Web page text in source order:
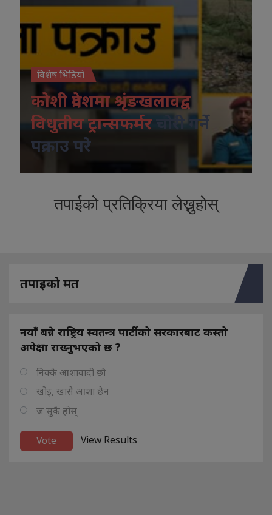
विशेष भिडियो
कोशी प्रदेशमा श्रृंङखलावद्व
विधुतीय ट्रान्सफर्मर
चोरी गर्ने
पक्राउ परे
तपाईको प्रतिक्रिया लेख्नुहोस्
तपाइको मत
नयाँ बन्ने राष्ट्रिय स्वतन्त्र पार्टीको सरकारबाट कस्तो
अपेक्षा राख्नुभएको छ ?
निक्कै आशावादी छौ
खोइ, खासै आशा छैन
ज सुकै होस्
View Results